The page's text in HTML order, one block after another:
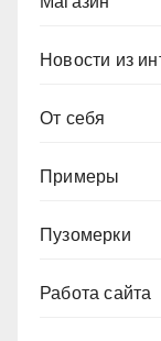
Новости из
От себя
Примеры
Пузомерки
Работа сайта